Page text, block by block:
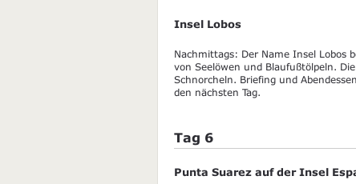
Insel Lobos
Nachmittags: Der Name Insel Lobos
von Seelöwen und Blaufußtölpeln.
Schnorcheln. Briefing und
den nächsten Tag.
Tag 6
Punta Suarez auf der Insel